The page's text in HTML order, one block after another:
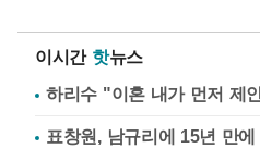
이시간 핫뉴스
하리수 "이혼 내가 먼저 제
표창원, 남규리에 15년 만